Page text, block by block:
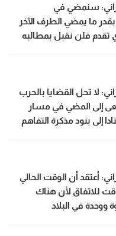
سنمضي في
ما يمضي الطرف الآخر
تقدم فلن نقبل بمطالبه
لا تحل القضايا بالحرب
إلى المضي في مسار
إلى بنود مذكرة التفاهم
أعتقد أن الوقت الحالي
للاتفاق لأن هناك
ووحدة في البلاد